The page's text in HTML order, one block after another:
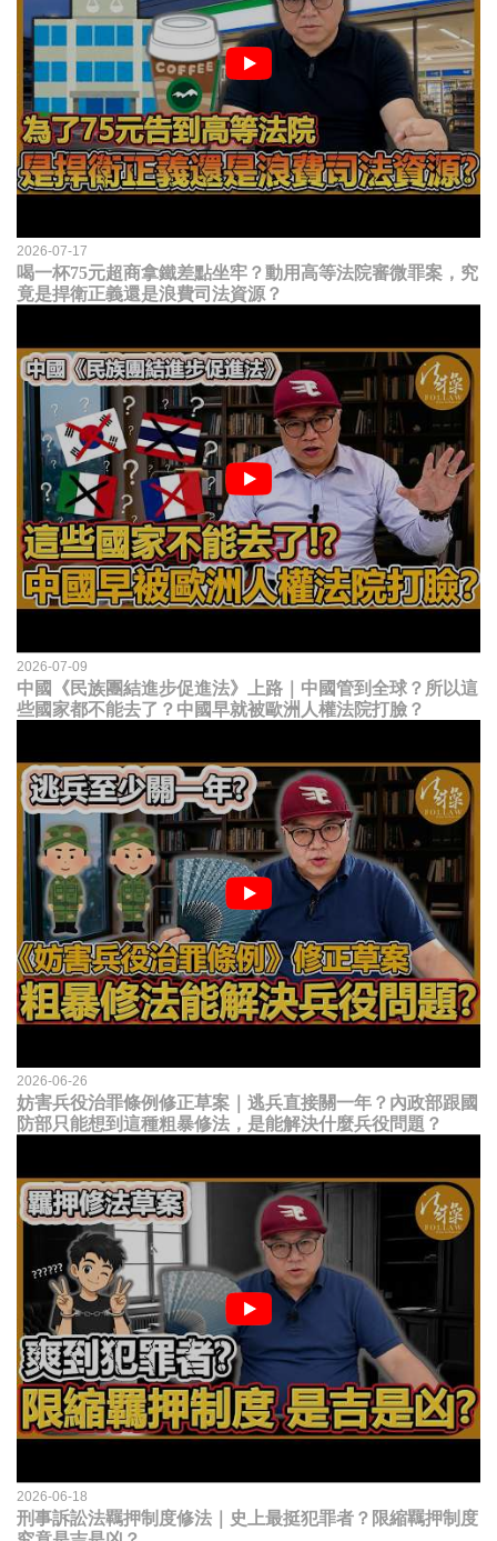
2026-07-17
喝一杯75元超商拿鐵差點坐牢？動用高等法院審微罪案，究
竟是捍衛正義還是浪費司法資源？
2026-07-09
中國《民族團結進步促進法》上路｜中國管到全球？所以這
些國家都不能去了？中國早就被歐洲人權法院打臉？
2026-06-26
妨害兵役治罪條例修正草案｜逃兵直接關一年？內政部跟國
防部只能想到這種粗暴修法，是能解決什麼兵役問題？
2026-06-18
刑事訴訟法羈押制度修法｜史上最挺犯罪者？限縮羈押制度